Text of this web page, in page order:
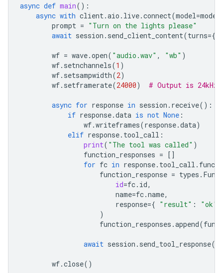
async def main():
async with client.aio . live.connect(model=model
prompt = "Turn on the lights please"
await session . send_client_content(turns={
wf = wave.open( "audio.wav" , "wb" )
wf. setnchannels(1 )
wf. setsampwidth(2)
wf. setframerate(24000) # Output is 24kHz
async for response in session . receive():
if response.data is not None :
wf.writeframes(response.data)
elif response. tool_call :
print( "The tool was called" )
function_responses = []
for fc in response. tool_call .
function_response = types .
id=fc. id,
name=fc.name,
response={ "result" : "ok"
)
function_responses .append(
await session . send_tool_response(
wf.close()